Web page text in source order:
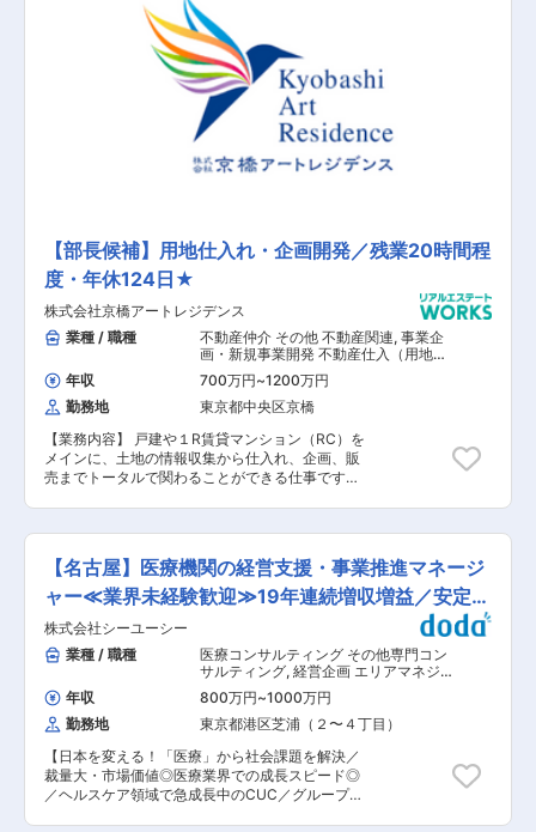
験することが可能です。早いうちから責任のある
仕事を任せる風土が強く、自身の実績・成果次第
で、早期のキャリアアップが可能です。
【部長候補】用地仕入れ・企画開発／残業20時間程
度・年休124日★
株式会社京橋アートレジデンス
業種 / 職種
不動産仲介 その他 不動産関連, 事業企
画・新規事業開発 不動産仕入（用地・
一棟・区分）
年収 700万円~1200万円
勤務地
東京都中央区京橋
【業務内容】 戸建や１R賃貸マンション（RC）を
メインに、土地の情報収集から仕入れ、企画、販
売までトータルで関わることができる仕事です。
担当いただきます。一部分だけではなく一貫して
担当できるのがポイント。個人の裁量が大きいた
め、やりがいを感じていただけます。さらに会社
の意思決定も早く決済まで時間がかかることはあ
りません。業界経験者には特にやりやすさを感じ
ていただけることでしょう。 【具体的な業務内
容】 ■土地の情報収集 ■マーケット調査 ■企画
■土地仕入れ ■設計会社や施工会社の選定、内容
指示、進行管理 【担当者コメント】 土日休みで
年間休日は124日（2023年度）、残業月20時間
程度とプライベートとの両立がしやすい環境が特
徴です。 さらに、毎月固定給制な点も安心できる
ポイント。成果を上げた際は賞与のタイミングで
上積みも期待できるかも。収入が安定するため、
ご家族のいらっしゃる方にもお勧めです。こうい
った好条件と会社の温和な雰囲気で退職者は非常
【名古屋】医療機関の経営支援・事業推進マネージ
ャー≪業界未経験歓迎≫19年連続増収増益／安定性
◎
株式会社シーユーシー
業種 / 職種
医療コンサルティング その他専門コン
サルティング, 経営企画 エリアマネジ
ャー・スーパーバイザー
年収 800万円~1000万円
勤務地
東京都港区芝浦（２〜４丁目）
【日本を変える！「医療」から社会課題を解決／
裁量大・市場価値◎医療業界での成長スピード◎
／ヘルスケア領域で急成長中のCUC／グループ企